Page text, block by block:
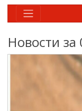
Новости